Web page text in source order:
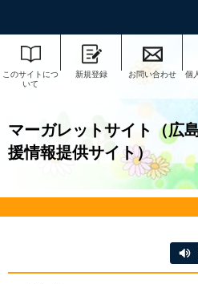
このサイトにつ
いて
新規登録 お問い合わせ
個
マーガレットサイト（広
援情報提供サイト）